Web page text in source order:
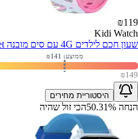
₪119
Kidi Watch
שעון חכם לילדים 4G עם סים מובנה Kidiwatch Sweet - לבנות
₪149
ממוצע: ₪ 141
היסטוריית מחירים
הנחה 50.31% הכי זול שהיה